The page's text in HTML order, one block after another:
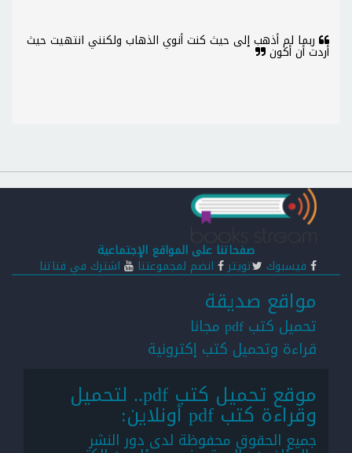
ربما لم أذهب إلى حيث كنت أنوي الذهاب ولكنني انتهيت حيث
أردت أن أكون
صفحاتنا على المواقع الإجتماعية
فيسبوك تويتر انضم لمجموعتنا اشترك في قناتنا
مواقع صديقة
تحميل كتب pdf مجانا
قراءة وتحميل كتب إكترونية
موقع تحميل كتب pdf.. لتحميل
وقراءة كتب pdf أونلاين:
جميع الحقوق محفوظة لدى دور النشر